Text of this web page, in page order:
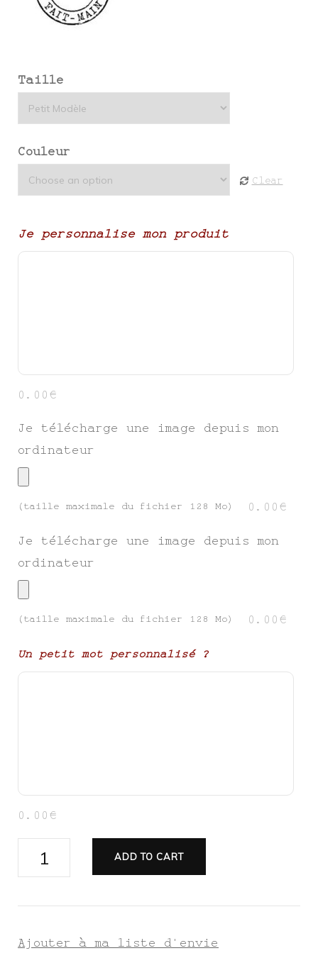
Taille
Couleur
Clear
Je personnalise mon produit
0.00€
Je télécharge une image depuis mon
ordinateur
(taille maximale du fichier 128 Mo) 0.00€
Je télécharge une image depuis mon
ordinateur
(taille maximale du fichier 128 Mo) 0.00€
Un petit mot personnalisé ?
0.00€
livre
ADD TO CART
Ajouter à ma liste d'envie